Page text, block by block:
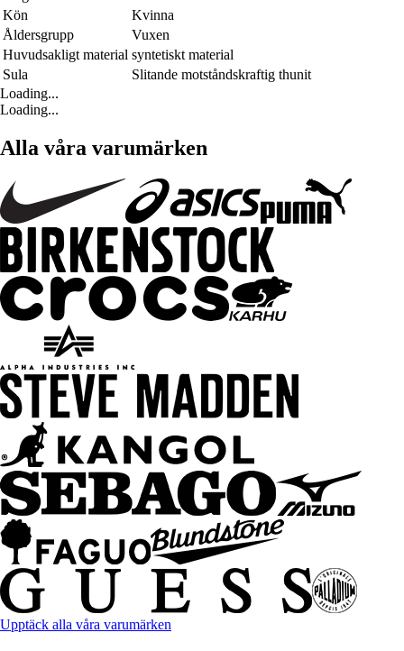
Kön
Kvinna
Åldersgrupp
Vuxen
Huvudsakligt material syntetiskt material
Sula
Slitande motståndskraftig thunit
Loading...
Loading...
Alla våra varumärken
Upptäck alla våra varumärken